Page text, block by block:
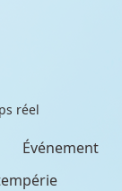
réel
Événement